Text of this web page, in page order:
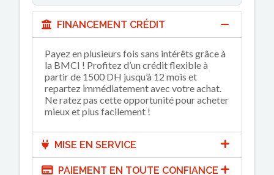
FINANCEMENT CRÉDIT
Payez en plusieurs fois sans intérêts grâce à
la BMCI ! Profitez d’un crédit flexible à
partir de 1500 DH jusqu’à 12 mois et
repartez immédiatement avec votre achat.
Ne ratez pas cette opportunité pour acheter
mieux et plus facilement !
MISE EN SERVICE
PAIEMENT EN TOUTE CONFIANCE